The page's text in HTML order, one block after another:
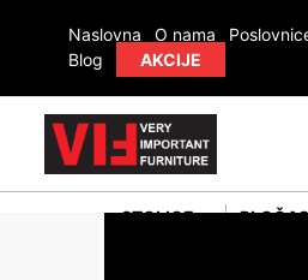
Naslovna O nama
Blog
AKCIJE
STOLICE